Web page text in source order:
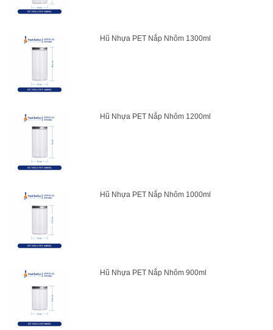
Hũ Nhựa PET Nắp Nhôm 1300ml
Hũ Nhựa PET Nắp Nhôm 1200ml
Hũ Nhựa PET Nắp Nhôm 1000ml
Hũ Nhựa PET Nắp Nhôm 900ml